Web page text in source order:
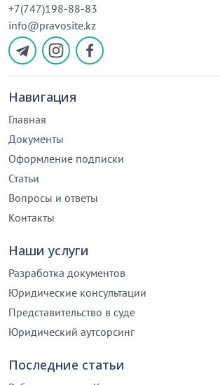
+7(747)198-88-83
info@pravosite.kz
Навигация
Главная
Документы
Оформление подписки
Статьи
Вопросы и ответы
Контакты
Наши услуги
Разработка документов
Юридические консультации
Представительство в суде
Юридический аутсорсинг
Последние статьи